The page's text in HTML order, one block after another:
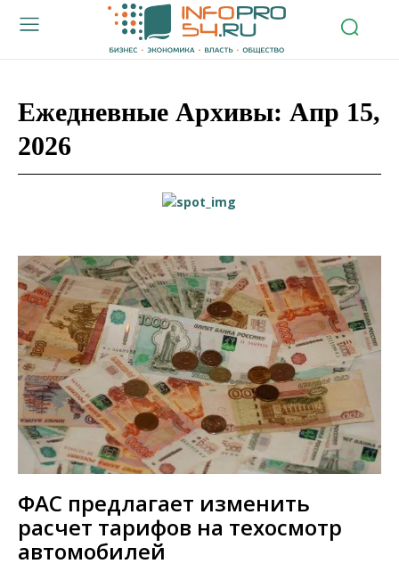
Ежедневные Архивы: Апр 15,
2026
ФАС предлагает изменить
расчет тарифов на техосмотр
автомобилей